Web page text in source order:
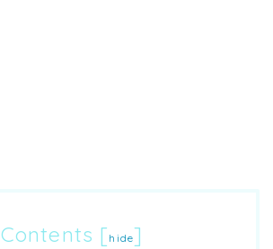
Contents [ hide]